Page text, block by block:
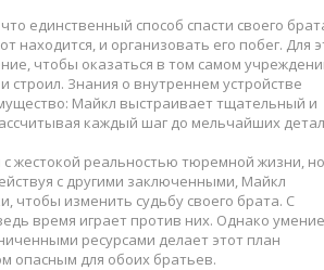
единственный способ спасти своего
находится, и организовать его побег. Для
чтобы оказаться в том самом
строил. Знания о внутреннем устройстве
Майкл выстраивает тщательный и
каждый шаг до мельчайших
жестокой реальностью тюремной жизни,
с другими заключенными, Майкл
чтобы изменить судьбу своего брата. С
время играет против них. Однако умение
ресурсами делает этот план
опасным для обоих братьев.